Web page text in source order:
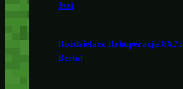
3szt
Rozdzielacz Rekuperacja
Berluf